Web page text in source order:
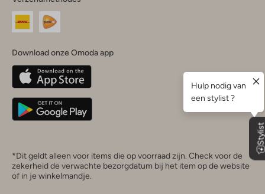
land
Nederland
Belgique(Français)
Deutschland
Download onze Omoda app
*Dit geldt alleen voor items die op voorraad zijn. Check voor de
zekerheid de verwachte bezorgdatum bij het item op de website
of in je winkelmandje.